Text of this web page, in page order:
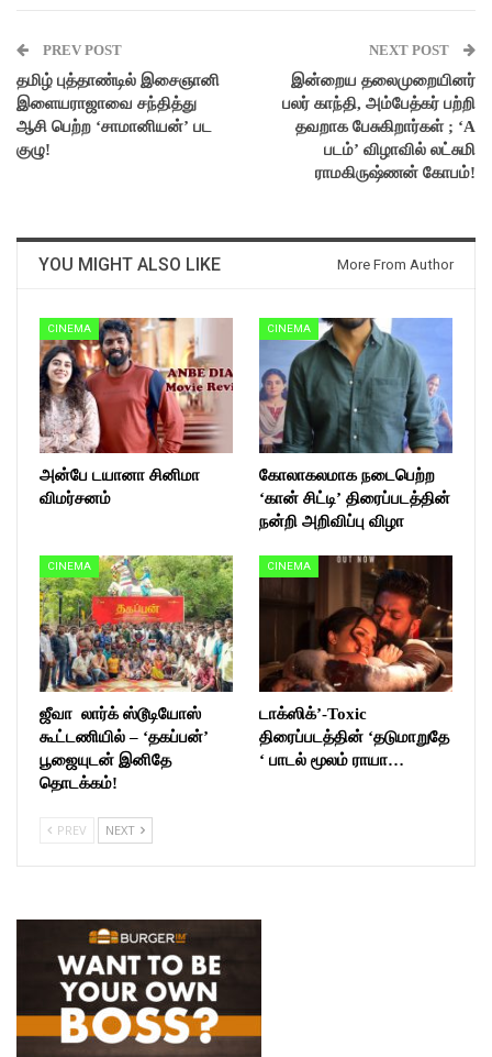
PREV POST
தமிழ் புத்தாண்டில் இசைஞானி
இளையராஜாவை சந்தித்து
ஆசி பெற்ற ‘சாமானியன்’ பட
குழு!
NEXT POST
இன்றைய தலைமுறையினர்
பலர் காந்தி, அம்பேத்கர் பற்றி
தவறாக பேசுகிறார்கள் ; ‘A
படம்’ விழாவில் லட்சுமி
ராமகிருஷ்ணன் கோபம்!
YOU MIGHT ALSO LIKE More From Author
CINEMA
அன்பே டயானா சினிமா
விமர்சனம்
CINEMA
கோலாகலமாக நடைபெற்ற
‘கான் சிட்டி’ திரைப்படத்தின்
நன்றி அறிவிப்பு விழா
CINEMA
ஜீவா லார்க் ஸ்டூடியோஸ்
கூட்டணியில் – ‘தகப்பன்’
பூஜையுடன் இனிதே
தொடக்கம்!
CINEMA
டாக்ஸிக்’-Toxic
திரைப்படத்தின் ‘தடுமாறுதே
‘ பாடல் மூலம் ராயா…
PREV NEXT